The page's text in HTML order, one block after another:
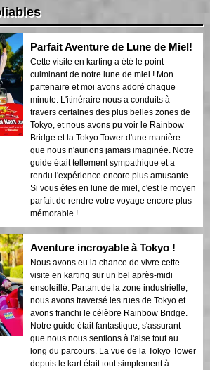
Parfait Aventure de Lune de Miel!
Cette visite en karting a été le point
culminant de notre lune de miel ! Mon
partenaire et moi avons adoré chaque
minute. L'itinéraire nous a conduits à
travers certaines des plus belles zones de
Tokyo, et nous avons pu voir le Rainbow
Bridge et la Tokyo Tower d'une manière
que nous n'aurions jamais imaginée. Notre
guide était tellement sympathique et a
rendu l'expérience encore plus amusante.
Si vous êtes en lune de miel, c'est le moyen
parfait de rendre votre voyage encore plus
mémorable !
Aventure incroyable à Tokyo !
Nous avons eu la chance de vivre cette
visite en karting sur un bel après-midi
ensoleillé. Partant de la zone industrielle,
nous avons traversé les rues de Tokyo et
avons franchi le célèbre Rainbow Bridge.
Notre guide était fantastique, s'assurant
que nous nous sentions à l'aise tout au
long du parcours. La vue de la Tokyo Tower
depuis le kart était tout simplement à